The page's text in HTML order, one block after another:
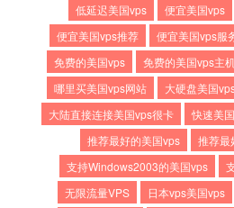
低延迟美国vps
便宜美国vps
便宜美国vps推荐
便宜美国vps服
免费的美国vps
免费的美国vps主
哪里买美国vps网站
大硬盘美国
大陆直接连接美国vps很卡
快速美
推荐最好的美国vps
推荐最
支持Windows2003的美国vps
无限流量VPS
日本vps美国vps